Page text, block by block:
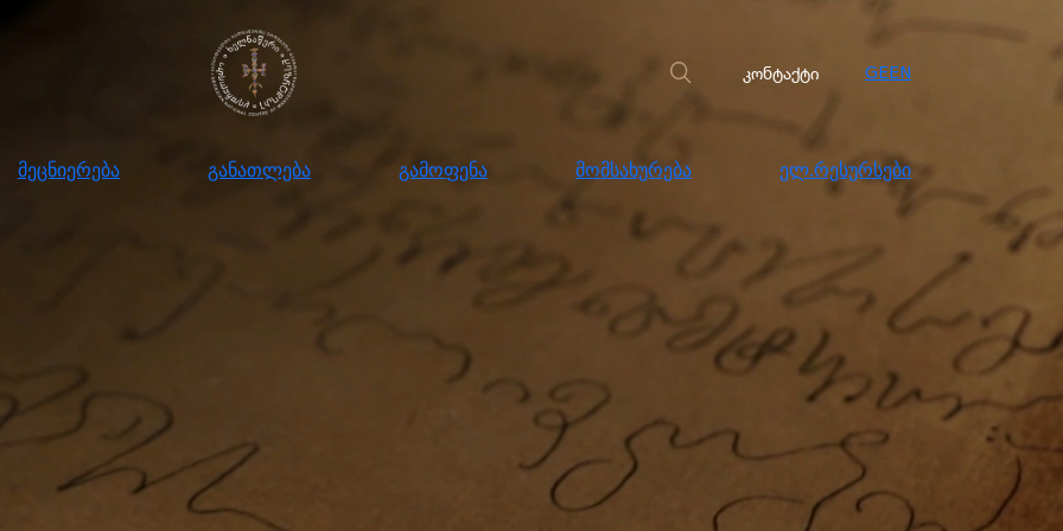
კონტაქტი GEEN
მეცნიერება განათლება გამოფენა მომსახურება ელ.რესურსები
განათლება